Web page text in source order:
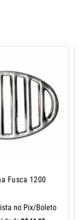
Fusca 1200
no Pix/Boleto